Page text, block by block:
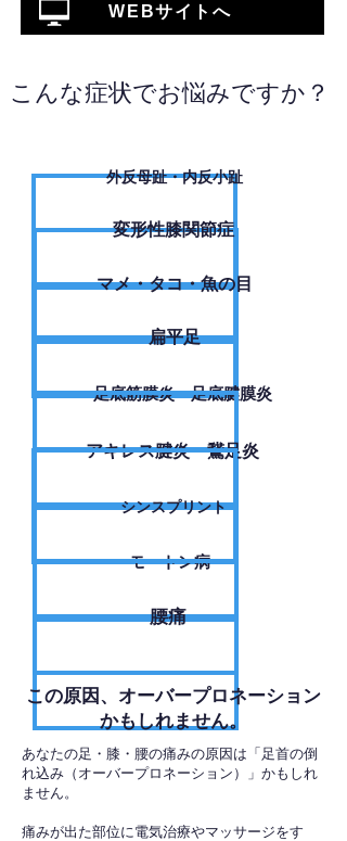
WEBサイトへ
こんな症状でお悩みですか？
外反母趾・内反小趾
変形性膝関節症
​マメ・タコ・魚の目
扁平足
足底筋膜炎・足底腱膜炎
アキレス腱炎・鵞足炎
シンスプリント
モートン病
腰痛
​この原因、オーバープロネーション
かもしれません。
あなたの足・膝・腰の痛みの原因は「足首の倒
れ込み（オーバープロネーション）」かもしれ
ません。
痛みが出た部位に電気治療やマッサージをす